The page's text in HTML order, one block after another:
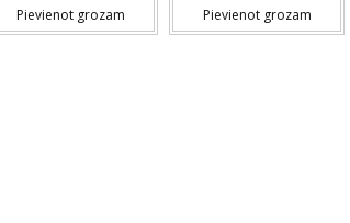
Pievienot grozam Pievienot grozam